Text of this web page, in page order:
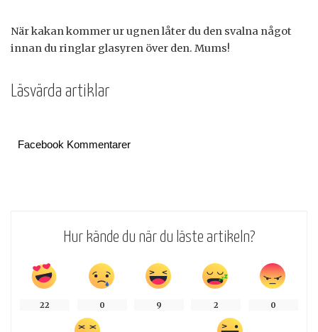
När kakan kommer ur ugnen låter du den svalna något
innan du ringlar glasyren över den. Mums!
Läsvärda artiklar
Facebook Kommentarer
Hur kände du när du läste artikeln?
22 0 9 2 0